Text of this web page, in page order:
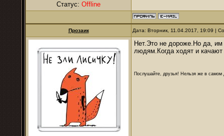
Статус: Offline
Прозаик Дата: Вторник, 11.04.2017, 19:09 |
Нет.Это не дороже.Но да,
людям.Когда ходят и качают
Послушайте, друзья! Нельзя же в самом